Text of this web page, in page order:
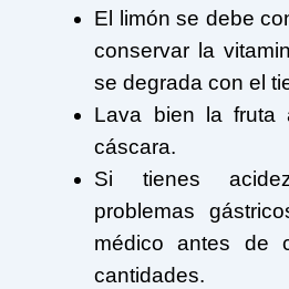
El limón se debe
conservar la
se degrada con el
Lava bien la fruta
cáscara.
Si tienes
problemas
médico antes de
cantidades.